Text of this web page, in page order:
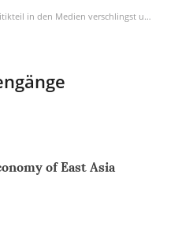
Wenn Du den Politikteil in den Medien verschlingst und Sozialkunde schon in der Schule...
of East Asia